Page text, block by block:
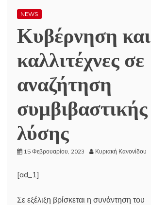
NEWS
Κυβέρνηση και
καλλιτέχνες σε
αναζήτηση
συμβιβαστικής
λύσης
15 Φεβρουαρίου, 2023 Κυριακή Κανονίδου
[ad_1]
Σε εξέλιξη βρίσκεται η συνάντηση του